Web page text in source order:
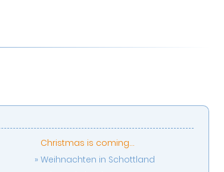
Christmas is coming...
Weihnachten in Schottland